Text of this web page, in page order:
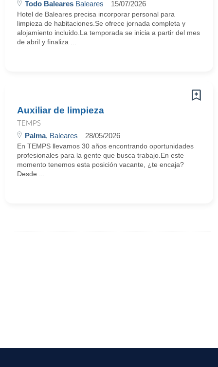
Todo Baleares Baleares 15/07/2026
Hotel de Baleares precisa incorporar personal para
limpieza de habitaciones.Se ofrece jornada completa y
alojamiento incluido.La temporada se inicia a partir del mes
de abril y finaliza ...
Auxiliar de limpieza
TEMPS
Palma, Baleares 28/05/2026
En TEMPS llevamos 30 años encontrando oportunidades
profesionales para la gente que busca trabajo.En este
momento tenemos esta posición vacante, ¿te encaja?
Desde ...